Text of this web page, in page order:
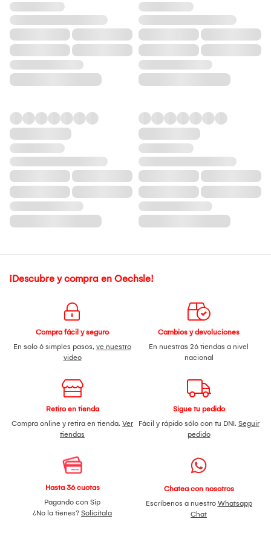
¡Descubre y compra en Oechsle!
Compra fácil y seguro
En solo 6 simples pasos, ve nuestro
video
Cambios y devoluciones
En nuestras 26 tiendas a nivel
nacional
Retiro en tienda
Compra online y retira en tienda. Ver
tiendas
Sigue tu pedido
Fácil y rápido sólo con tu DNI. Seguir
pedido
Hasta 36 cuotas
Pagando con Sip
¿No la tienes? Solicítala
Chatea con nosotros
Escríbenos a nuestro Whatsapp
Chat